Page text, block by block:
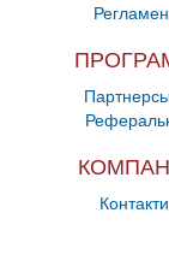
Контакти